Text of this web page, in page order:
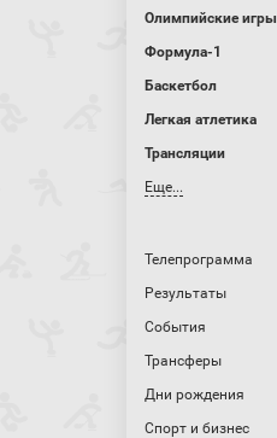
Олимпийские игры
Формула-1
Баскетбол
Легкая атлетика
Трансляции
Еще...
Телепрограмма
Результаты
События
Трансферы
Дни рождения
Спорт и бизнес